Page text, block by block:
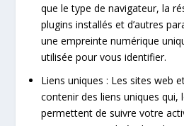
que le type de navigateur, la
plugins installés et d’autres
une empreinte numérique
utilisée pour vous identifier.
Liens uniques : Les sites web
contenir des liens uniques qui,
permettent de suivre votre